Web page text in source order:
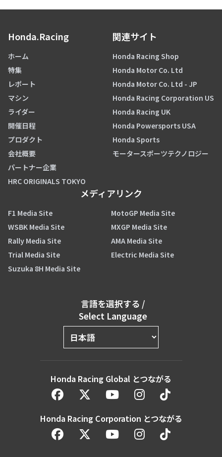
Honda.Racing
ホーム
特集
レポート
マシン
ライダー
開催日程
プロダクト
会社概要
パートナー企業
HRC ORIGINALS TOKYO
関連サイト
Honda Racing Shop
Honda Motor Co. Ltd
Honda Motor Co. Ltd - JP
Honda Racing Corporation US
Honda Racing UK
Honda Powersports USA
Honda Sports
モータースポーツテクノロジー
メディアリンク
F1 Media Site
MotoGP Media Site
WSBK Media Site
MXGP Media Site
Rally Media Site
AMA Media Site
Trial Media Site
Electric Media Site
Suzuka 8H Media Site
言語を選択する /
Select Language
Honda Racing Global とつながる
Honda Racing Corporation とつながる